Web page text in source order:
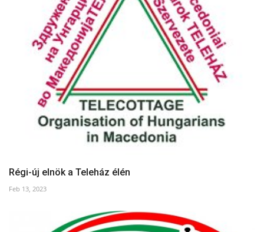
Régi-új elnök a Teleház élén
Feb 13, 2023